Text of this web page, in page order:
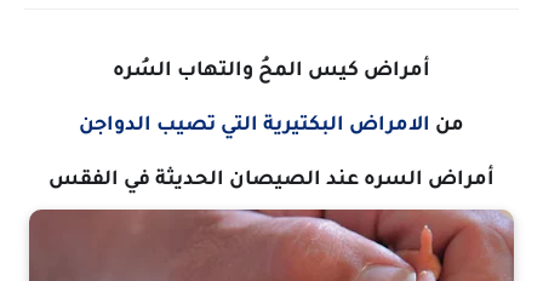
أمراض كيس المحُ والتهاب السُره
من الامراض البكتيرية التي تصيب الدواجن
أمراض السره عند الصيصان الحديثة في الفقس